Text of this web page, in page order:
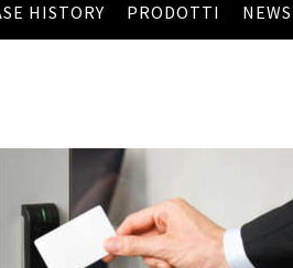
HISTORY PRODOTTI NEWS